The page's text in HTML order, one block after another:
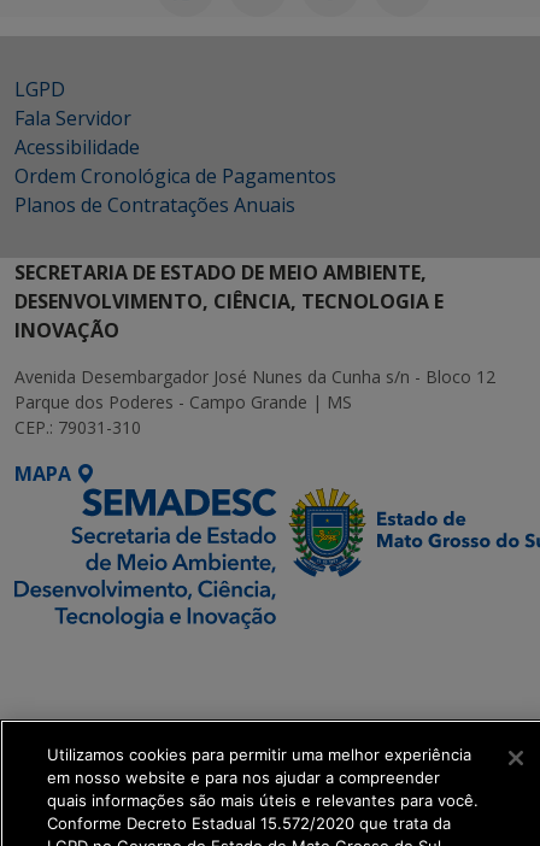
LGPD
Fala Servidor
Acessibilidade
Ordem Cronológica de Pagamentos
Planos de Contratações Anuais
SECRETARIA DE ESTADO DE MEIO AMBIENTE,
DESENVOLVIMENTO, CIÊNCIA, TECNOLOGIA E
INOVAÇÃO
Avenida Desembargador José Nunes da Cunha s/n - Bloco 12
Parque dos Poderes - Campo Grande | MS
CEP.: 79031-310
MAPA
Transformação Digital
get_footer();
Utilizamos cookies para permitir uma melhor experiência
em nosso website e para nos ajudar a compreender
quais informações são mais úteis e relevantes para você.
Conforme Decreto Estadual 15.572/2020 que trata da